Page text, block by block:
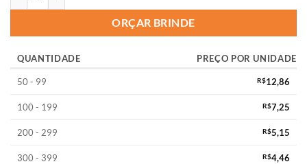
ORÇAR BRINDE
QUANTIDADE PREÇO POR UNIDADE
50 - 99 R$12,86
100 - 199 R$7,25
200 - 299 R$5,15
300 - 399 R$4,46